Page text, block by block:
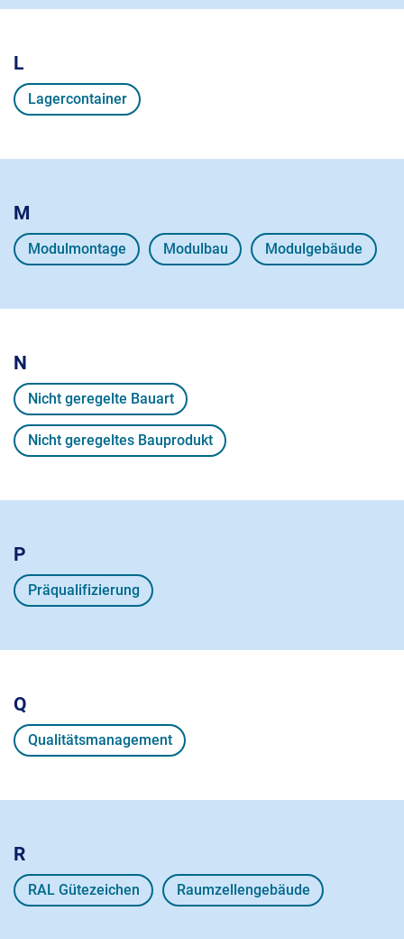
L
Lagercontainer
M
Modulmontage Modulbau Modulgebäude
N
Nicht geregelte Bauart
Nicht geregeltes Bauprodukt
P
Präqualifizierung
Q
Qualitätsmanagement
R
RAL Gütezeichen Raumzellengebäude